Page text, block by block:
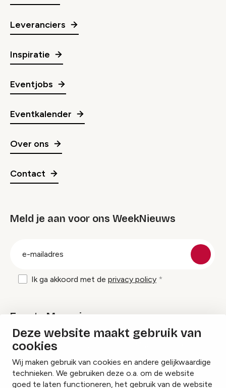
Deze website maakt gebruik van
cookies
Wij maken gebruik van cookies en andere gelijkwaardige
technieken. We gebruiken deze o.a. om de website
goed te laten functioneren, het gebruik van de website
Leveranciers
Inspiratie
Eventjobs
Eventkalender
Over ons
Contact
Meld je aan voor ons WeekNieuws
Ik ga akkoord met de privacy policy
Events Magazine
Ik ontvang graag Events Magazine